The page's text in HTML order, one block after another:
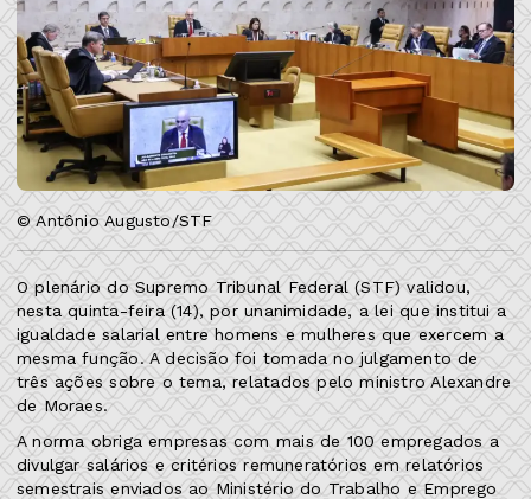
© Antônio Augusto/STF
O plenário do Supremo Tribunal Federal (STF) validou,
nesta quinta-feira (14), por unanimidade, a lei que institui a
igualdade salarial entre homens e mulheres que exercem a
mesma função. A decisão foi tomada no julgamento de
três ações sobre o tema, relatados pelo ministro Alexandre
de Moraes.
A norma obriga empresas com mais de 100 empregados a
divulgar salários e critérios remuneratórios em relatórios
semestrais enviados ao Ministério do Trabalho e Emprego